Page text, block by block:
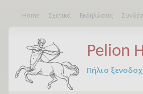
Home Σχετικά Εκδηλώσεις
Pelion
Πήλιο